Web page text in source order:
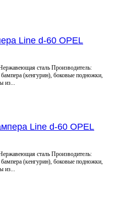
Line d-60 OPEL
сталь Производитель:
(кенгурин), боковые подножки,
из...
Line d-60 OPEL
сталь Производитель:
(кенгурин), боковые подножки,
из...